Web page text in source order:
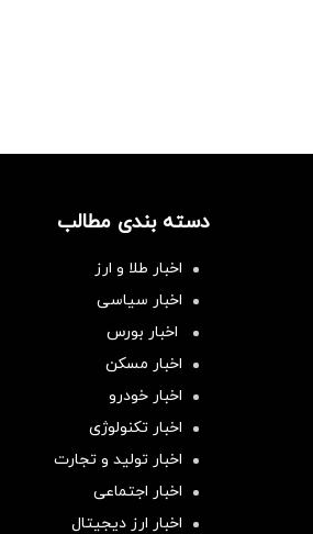
دسته بندی مطالب
اخبار طلا و ارز
اخبار سیاسی
اخبار بورس
اخبار مسکن
اخبار خودرو
اخبار تکنولوژی
اخبار تولید و تجارت
اخبار اجتماعی
اخبار ارز دیجیتال